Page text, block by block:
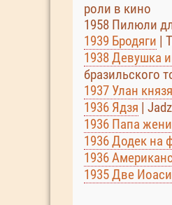
роли в кино
1958 Пилюли
1939 Бродяги |
1938 Девушка
бразильского
1937 Улан
1936 Ядзя |
1936 Папа
1936 Додек на
1936
1935 Две Иоаси